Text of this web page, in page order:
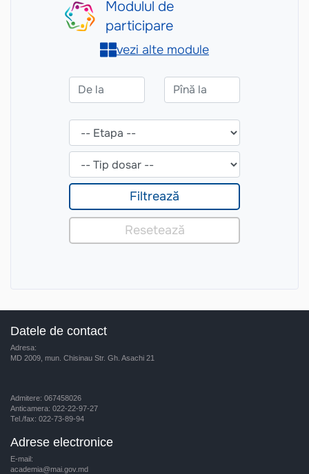
Datele de contact
Adresa:
MD 2009, mun. Chisinau Str. Gh. Asachi 21
Admitere: 067458026
Anticamera: 022-22-97-27
Tel./fax: 022-73-89-94
Adrese electronice
E-mail:
academia@mai.gov.md